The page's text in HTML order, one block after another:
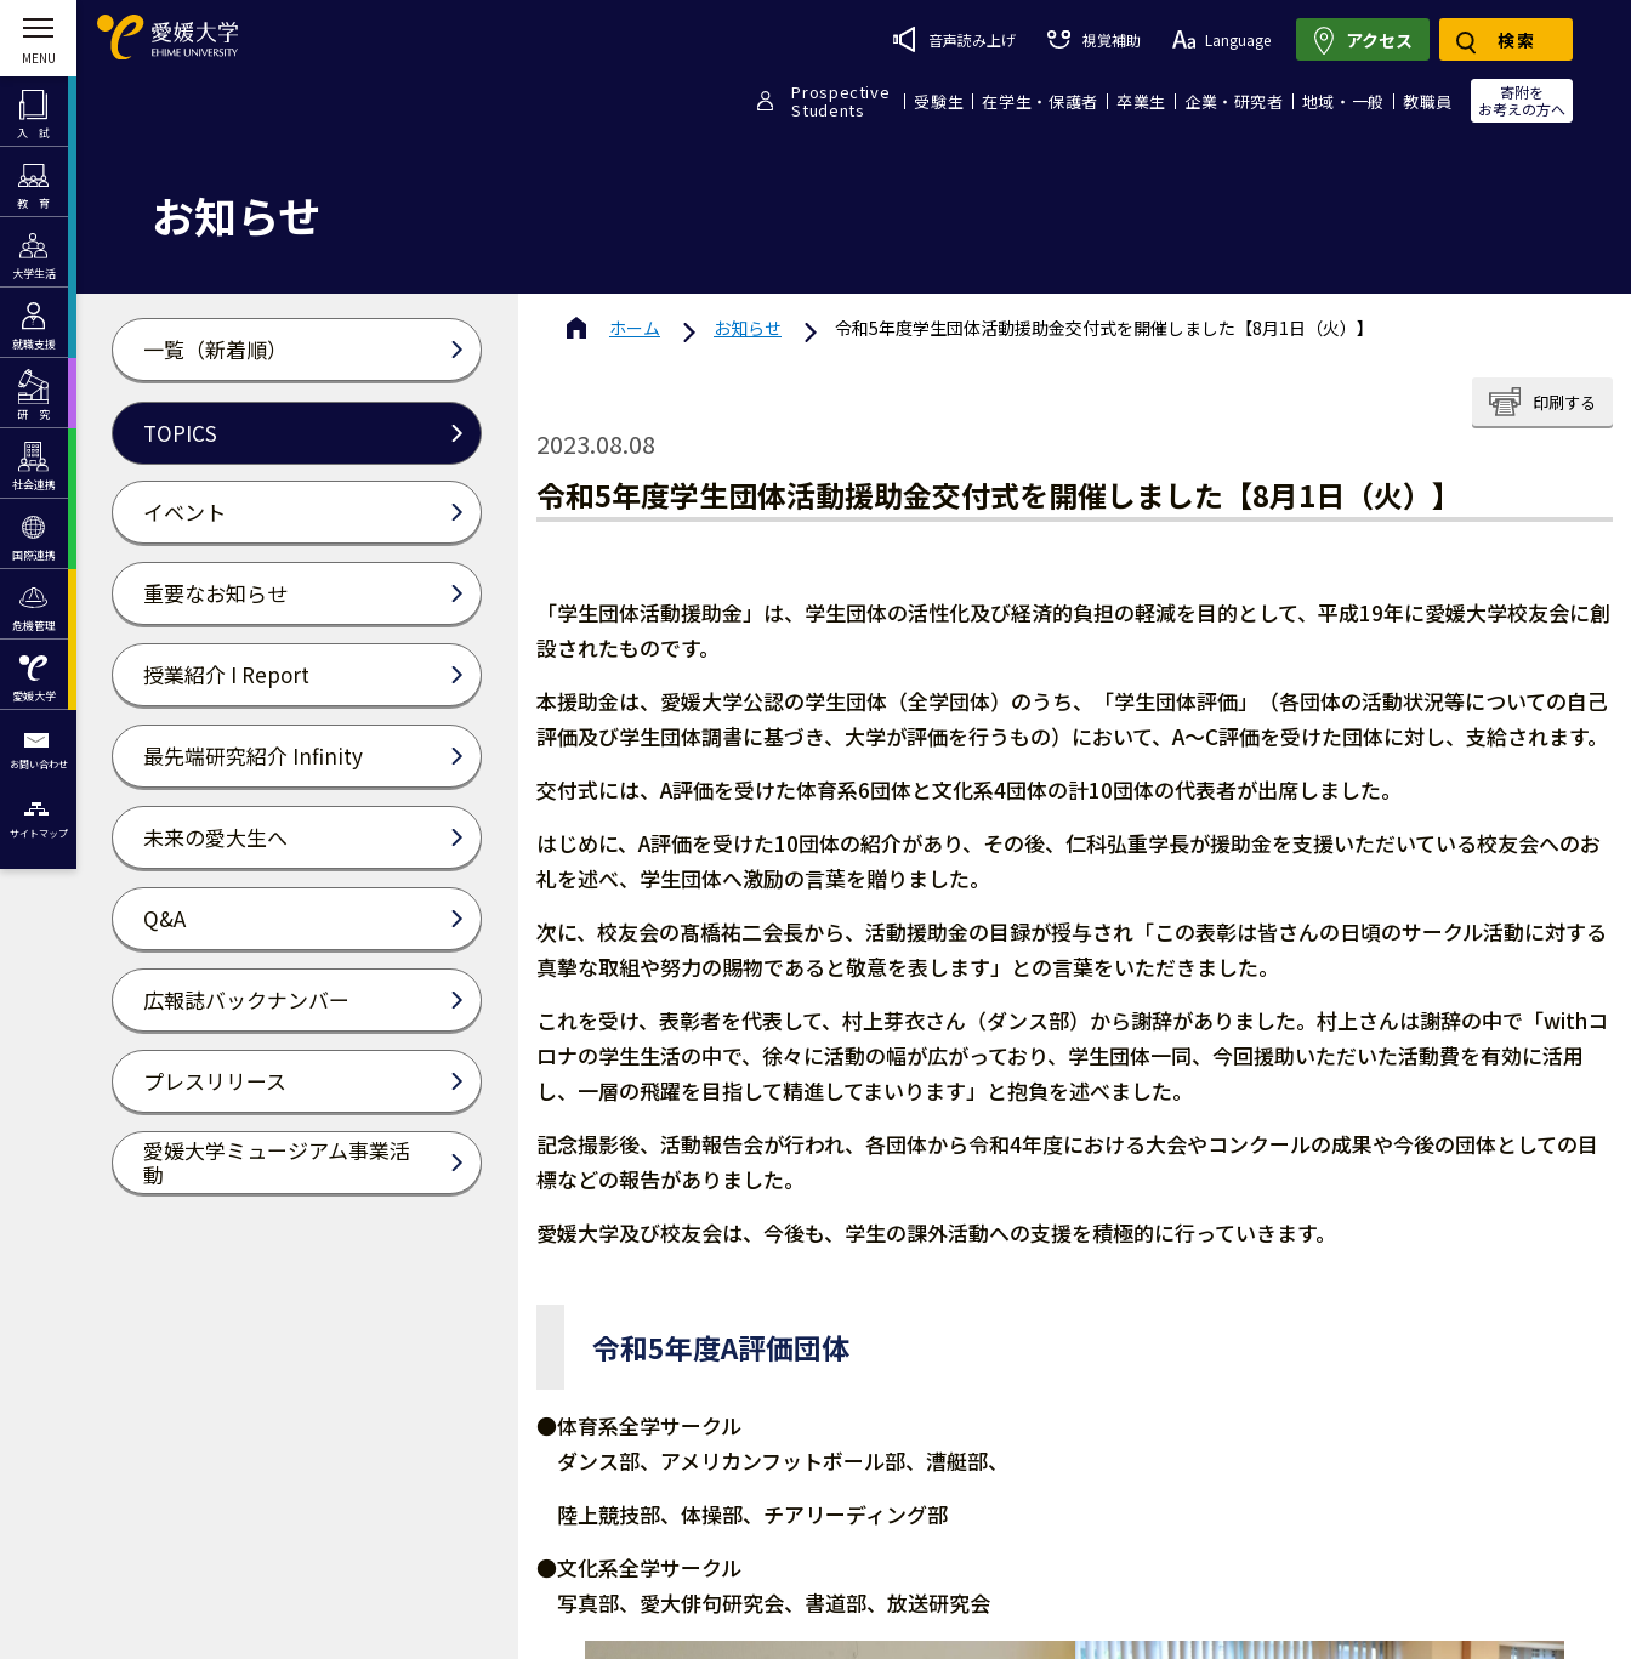
入 試
教 育
大学生活
就職支援
研 究
社会連携
国際連携
危機管理
愛媛大学
お問い合わせ
サイトマップ
音声読み上げ 視覚補助 Language
Prospective
Students 受験生 在学生・保護者 卒業生 企業・研究者 地域・一般 教職員
寄附を
お考えの方へ
アクセス 検索
お知らせ
一覧（新着順）
TOPICS
イベント
重要なお知らせ
授業紹介 I Report
最先端研究紹介 Infinity
未来の愛大生へ
Q&A
広報誌バックナンバー
プレスリリース
愛媛大学ミュージアム事業活
動
ホーム お知らせ 令和5年度学生団体活動援助金交付式を開催しました【8月1日（火）】
印刷する
2023.08.08
令和5年度学生団体活動援助金交付式を開催しました【8月1日（火）】
「学生団体活動援助金」は、学生団体の活性化及び経済的負担の軽減を目的として、平成19年に愛媛大学校友会に創
設されたものです。
本援助金は、愛媛大学公認の学生団体（全学団体）のうち、「学生団体評価」（各団体の活動状況等についての自己
評価及び学生団体調書に基づき、大学が評価を行うもの）において、A～C評価を受けた団体に対し、支給されます。
交付式には、A評価を受けた体育系6団体と文化系4団体の計10団体の代表者が出席しました。
はじめに、A評価を受けた10団体の紹介があり、その後、仁科弘重学長が援助金を支援いただいている校友会へのお
礼を述べ、学生団体へ激励の言葉を贈りました。
次に、校友会の髙橋祐二会長から、活動援助金の目録が授与され「この表彰は皆さんの日頃のサークル活動に対する
真摯な取組や努力の賜物であると敬意を表します」との言葉をいただきました。
これを受け、表彰者を代表して、村上芽衣さん（ダンス部）から謝辞がありました。村上さんは謝辞の中で「withコ
ロナの学生生活の中で、徐々に活動の幅が広がっており、学生団体一同、今回援助いただいた活動費を有効に活用
し、一層の飛躍を目指して精進してまいります」と抱負を述べました。
記念撮影後、活動報告会が行われ、各団体から令和4年度における大会やコンクールの成果や今後の団体としての目
標などの報告がありました。
愛媛大学及び校友会は、今後も、学生の課外活動への支援を積極的に行っていきます。
令和5年度A評価団体
●体育系全学サークル
ダンス部、アメリカンフットボール部、漕艇部、
陸上競技部、体操部、チアリーディング部
●文化系全学サークル
写真部、愛大俳句研究会、書道部、放送研究会